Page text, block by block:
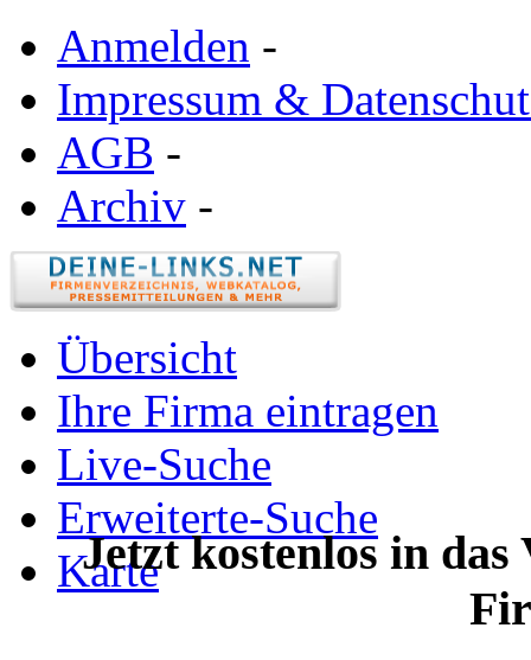
Anmelden -
Impressum &
AGB -
Archiv -
Übersicht
Ihre Firma eintragen
Live-Suche
Erweiterte-Suche
Karte
Jetzt kostenlos in